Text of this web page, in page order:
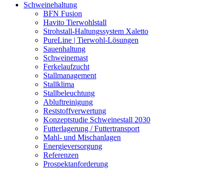
Schweinehaltung
BFN Fusion
Havito Tierwohlstall
Strohstall-Haltungssystem Xaletto
PureLine | Tierwohl-Lösungen
Sauenhaltung
Schweinemast
Ferkelaufzucht
Stallmanagement
Stallklima
Stallbeleuchtung
Abluftreinigung
Reststoffverwertung
Konzeptstudie Schweinestall 2030
Futterlagerung / Futtertransport
Mahl- und Mischanlagen
Energieversorgung
Referenzen
Prospektanforderung